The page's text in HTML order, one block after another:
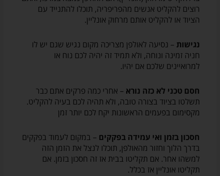
רוצים להקליט אנשים מהפריפריה, תוכלו להתנייד עם
הציוד או להקליט אותם מרחוק אונליין.
נגישות – נסיעה לאולפן מצריכה מקום נגיש שגם יש לו
חניה זמינה ונוחה, ולא תמיד זה יהיה לכם נוח או
למרואיינים שלכם אם יהיו.
חסם טכני לא כזה נורא – אחרי כמה פרקים אתם כבר
תשלטו בציוד בצורה טובה, ולא תהיה לכם בעיה להקליט.
מקסימום בפעמים הראשונות יקח לכם יותר זמן
חסכון בזמן ואי עמידה בפקקים – במקום לעמוד בפקקים
בדרך הלוך וחזור מהאולפן, תוכלו לנצל את הזמן הזה
למשהו אחר. אם תקליטו בבית אז זה חסכון בזמן. אם
תקליטו אונליין אז בכלל.